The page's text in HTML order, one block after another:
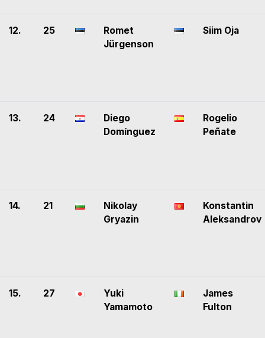
12. 25
Romet
Jürgenson
Siim Oja
13. 24
Diego
Domínguez
Rogelio
Peñate
14. 21
Nikolay
Gryazin
Konstantin
Aleksandrov
15. 27
Yuki
Yamamoto
James
Fulton